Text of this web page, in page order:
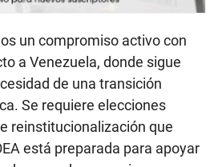
un compromiso activo con
a Venezuela, donde sigue
de una transición
Se requiere elecciones
reinstitucionalización que
está preparada para apoyar